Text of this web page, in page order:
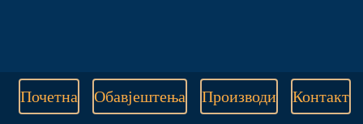
Почетна Обавјештења Производи Контакт